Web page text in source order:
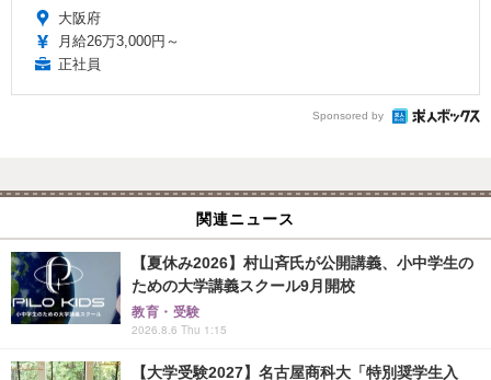
大阪府
月給26万3,000円～
正社員
Sponsored by
関連ニュース
【夏休み2026】村山斉氏が公開講義、小中学生の
ための大学講義スクール9月開校
教育・受験
2026.8.6 Thu 1:15
【大学受験2027】名古屋商科大「特別奨学生入